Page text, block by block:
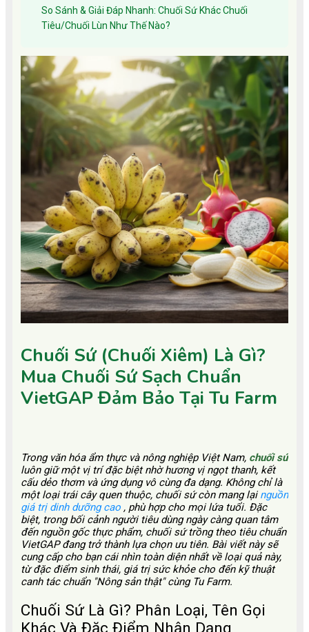
So Sánh & Giải Đáp Nhanh: Chuối Sứ Khác Chuối
Tiêu/Chuối Lùn Như Thế Nào?
Trong văn hóa ẩm thực và nông nghiệp Việt Nam, chuối sứ
luôn giữ một vị trí đặc biệt nhờ hương vị ngọt thanh, kết
cấu dẻo thơm và ứng dụng vô cùng đa dạng. Không chỉ là
một loại trái cây quen thuộc, chuối sứ còn mang lại nguồn
giá trị dinh dưỡng cao , phù hợp cho mọi lứa tuổi. Đặc
biệt, trong bối cảnh người tiêu dùng ngày càng quan tâm
đến nguồn gốc thực phẩm, chuối sứ trồng theo tiêu chuẩn
VietGAP đang trở thành lựa chọn ưu tiên. Bài viết này sẽ
cung cấp cho bạn cái nhìn toàn diện nhất về loại quả này,
từ đặc điểm sinh thái, giá trị sức khỏe cho đến kỹ thuật
canh tác chuẩn "Nông sản thật" cùng Tu Farm.
Chuối Sứ Là Gì? Phân Loại, Tên Gọi
Khác Và Đặc Điểm Nhận Dạng
Chuối Sứ (Chuối Xiêm) Là Gì?
Mua Chuối Sứ Sạch Chuẩn
VietGAP Đảm Bảo Tại Tu Farm